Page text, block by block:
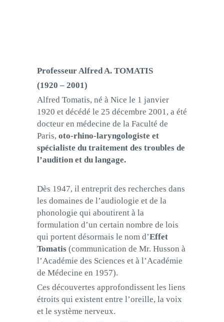
Professeur Alfred A. TOMATIS
(1920 – 2001)
Alfred Tomatis, né à Nice le 1 janvier
1920 et décédé le 25 décembre 2001, a été
docteur en médecine de la Faculté de
Paris, oto-rhino-laryngologiste et
spécialiste du traitement des troubles de
l’audition et du langage.
Dès 1947, il entreprit des recherches dans
les domaines de l’audiologie et de la
phonologie qui aboutirent à la
formulation d’un certain nombre de lois
qui portent désormais le nom d’Effet
Tomatis (communication de Mr. Husson à
l’Académie des Sciences et à l’Académie
de Médecine en 1957).
Ces découvertes approfondissent les liens
étroits qui existent entre l’oreille, la voix
et le système nerveux.